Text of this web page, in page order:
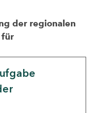
der regionalen
für